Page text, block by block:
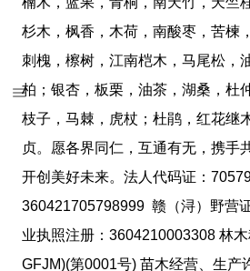
杉木，枫香，木荷，南酸枣，苦楝
刺槐，檫树，江南桤木，马尾松，
柏；银杏，板栗，油茶，湖桑，杜
枝子，马棘，虎杖；杜鹃，红花继
贞。愿各界同仁，互通有无，携手
开创美好未来。法人代码证：
360421705798999 赣（浔）野营
业执照注册：3604210003308 林
GFJM)(第0001号) 苗木经营、生产